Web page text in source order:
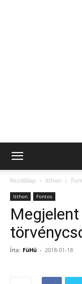
Kezdőlap Itthon
Itthon Fontos
Írta: FüHü - 2018-01-18